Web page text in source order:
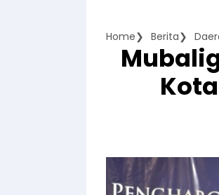
Home Berita